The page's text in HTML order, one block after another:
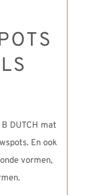
DUTCH mat
En ook
vormen,